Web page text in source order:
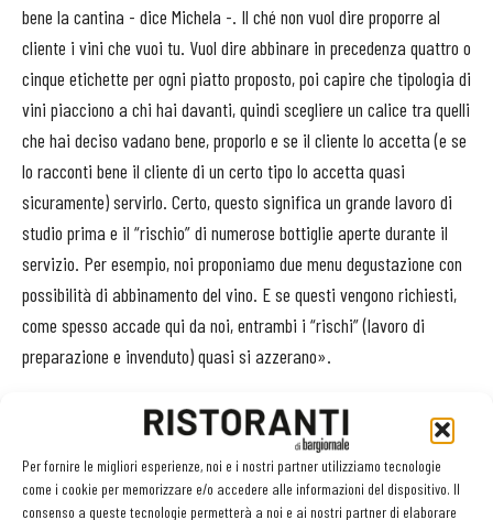
Per fornire le migliori esperienze, noi e i nostri partner utilizziamo tecnologie
come i cookie per memorizzare e/o accedere alle informazioni del dispositivo. Il
consenso a queste tecnologie permetterà a noi e ai nostri partner di elaborare
bene la cantina - dice Michela -. Il ché non vuol dire proporre al
cliente i vini che vuoi tu. Vuol dire abbinare in precedenza quattro o
cinque etichette per ogni piatto proposto, poi capire che tipologia di
vini piacciono a chi hai davanti, quindi scegliere un calice tra quelli
che hai deciso vadano bene, proporlo e se il cliente lo accetta (e se
lo racconti bene il cliente di un certo tipo lo accetta quasi
sicuramente) servirlo. Certo, questo significa un grande lavoro di
studio prima e il “rischio” di numerose bottiglie aperte durante il
servizio. Per esempio, noi proponiamo due menu degustazione con
possibilità di abbinamento del vino. E se questi vengono richiesti,
come spesso accade qui da noi, entrambi i “rischi” (lavoro di
preparazione e invenduto) quasi si azzerano».
Capitolo importante della carta sono i vini stranieri. «Che hanno
cominciato a funzionare davvero quando abbiamo ricevuto la stella
Michelin, inutile negarlo - dice la patron del San Martino -. Questo
riconoscimento porta un nuovo tipo di clientela, molto più aperta a